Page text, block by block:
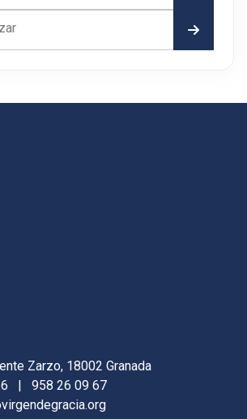
Zarzo, 18002 Granada
|
958 26 09 67